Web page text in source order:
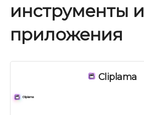
инструменты и
приложения
Cliplama